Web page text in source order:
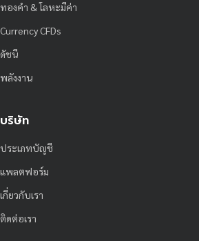
ทองคำ & โลหะมีค่า
Currency CFDs
ดัชนี
พลังงาน
บริษัท
ประเภทบัญชี
แพลตฟอร์ม
เกี่ยวกับเรา
ติดต่อเรา